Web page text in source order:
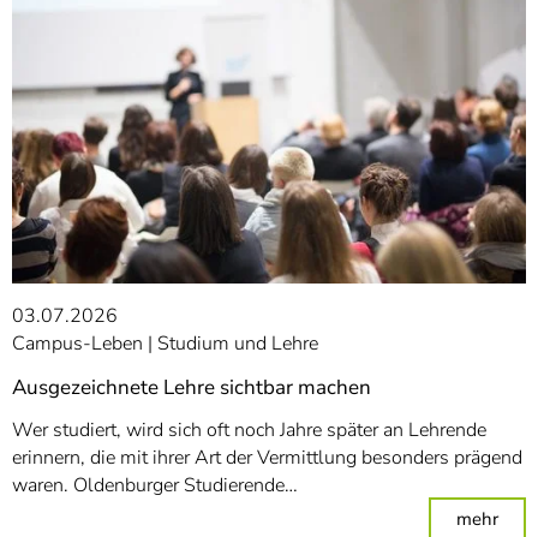
03.07.2026
Campus-Leben
Studium und Lehre
Ausgezeichnete Lehre sichtbar machen
Wer studiert, wird sich oft noch Jahre später an Lehrende
erinnern, die mit ihrer Art der Vermittlung besonders prägend
waren. Oldenburger Studierende…
mehr: